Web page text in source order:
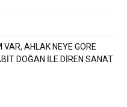
VAR, AHLAK NEYE GÖRE
DOĞAN İLE DİREN SANAT